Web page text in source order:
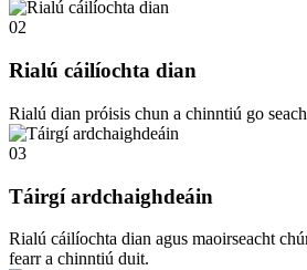
02
Rialú cáilíochta dian
Rialú dian próisis chun a chinntiú go
03
Táirgí ardchaighdeáin
Rialú cáilíochta dian agus maoirseacht
fearr a chinntiú duit.